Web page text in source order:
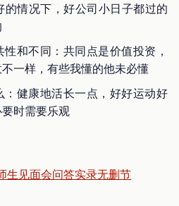
的情况下，好公司小日子都过的
和不同：共同点是价值投资，
一样，有些我懂的他未必懂
健康地活长一点，好好运动好
时需要乐观
生见面会问答实录无删节